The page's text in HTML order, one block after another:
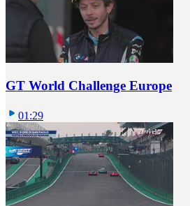
GT World Challenge Europe
01:29